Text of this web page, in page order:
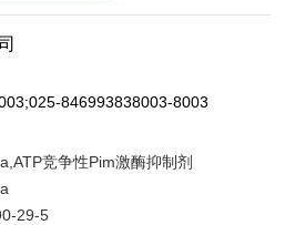
846993838003-8003
竞争性Pim激酶抑制剂
29-5